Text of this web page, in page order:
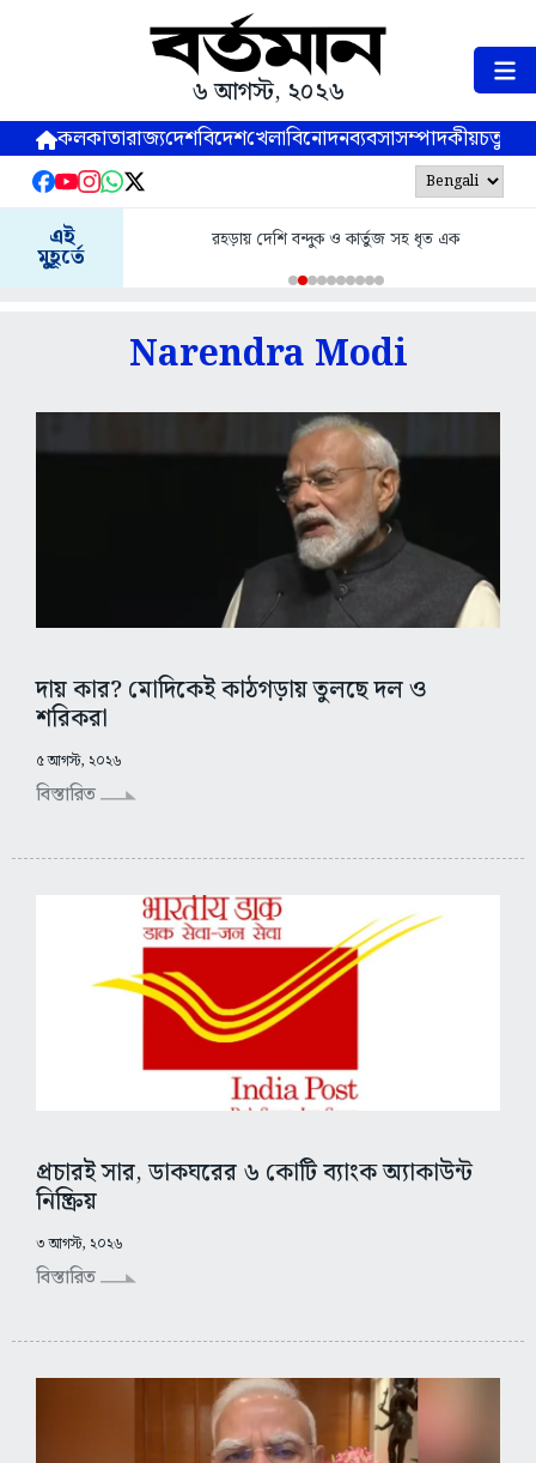
৬ আগস্ট, ২০২৬
কলকাতারাজ্যদেশবিদেশখেলাবিনোদনব্যবসাসম্পাদকীয়
এই
মুহূর্তে
ও কার্তুজ সহ ধৃত এক এসসি-এসটি কোটার ক্ষেত্রে ‘ক্রিমি লেয়ার’
সুপ্রিম কোর্টে হলফনামা কেন্দ্রের
Narendra Modi
দায় কার? মোদিকেই কাঠগড়ায় তুলছে দল ও
শরিকরা
৫ আগস্ট, ২০২৬
বিস্তারিত
প্রচারই সার, ডাকঘরের ৬ কোটি ব্যাংক অ্যাকাউন্ট
নিষ্ক্রিয়
৩ আগস্ট, ২০২৬
বিস্তারিত